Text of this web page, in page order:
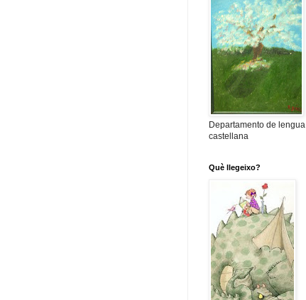
Departamento de lengua
castellana
Què llegeixo?